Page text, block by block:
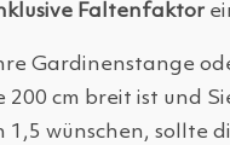
Faltenfaktor
Gardinenstange
200 cm breit ist und
wünschen, sollte